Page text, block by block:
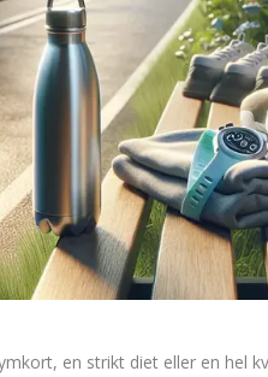
en strikt diet eller en hel